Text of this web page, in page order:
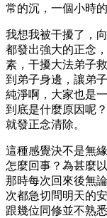
常的沉，一個小時
我想我被干擾了，
都發出強大的正念
素，干擾大法弟子
到弟子身邊，讓弟
純淨啊，大家也是
到底是什麼原因呢
就發正念清除。
這種感覺決不是無
怎麼回事？為甚麼
那時每次回來後無
次都急切問明天的
跟幾位同修並不熟